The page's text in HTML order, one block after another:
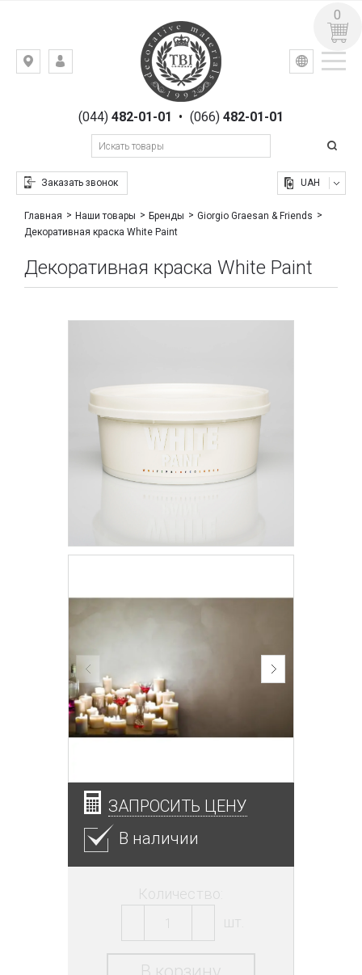
Киев,
Гоголевская,(044)482-01-01 • (066) 482-01-01
Заказать звонок
УКР РУС
UAH
0
Главная Наши товары Бренды
Giorgio Graesan & Friends
Декоративная краска White Paint
Декоративная краска White Paint
ЗАПРОСИТЬ ЦЕНУ
В наличии
Количество:
шт.